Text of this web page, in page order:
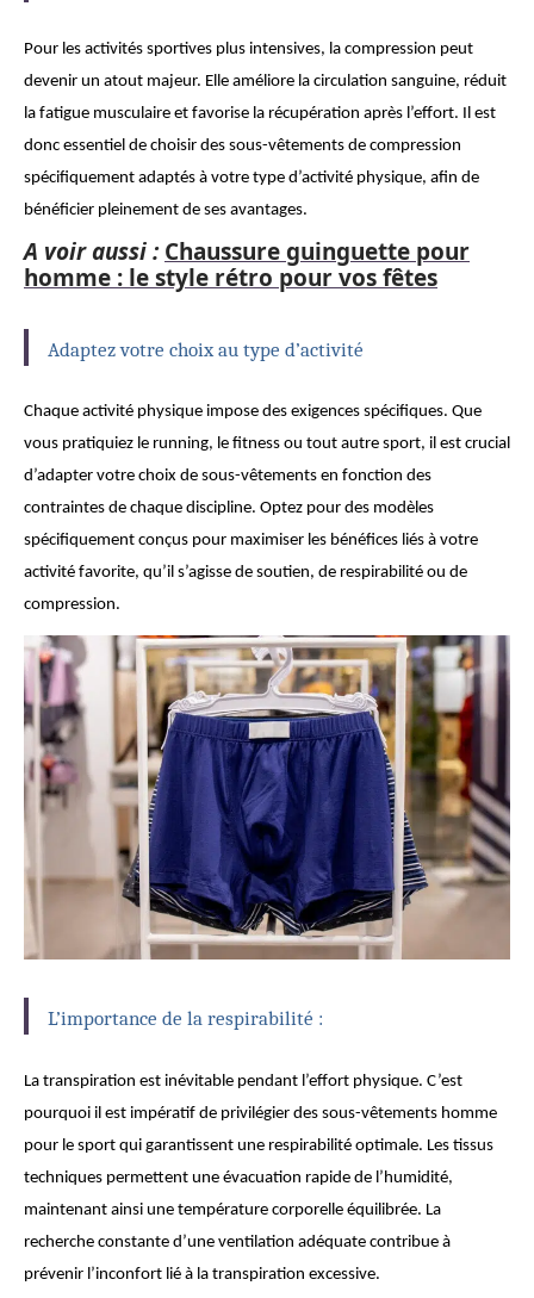
Pour les activités sportives plus intensives, la compression peut
devenir un atout majeur. Elle améliore la circulation sanguine, réduit
la fatigue musculaire et favorise la récupération après l’effort. Il est
donc essentiel de choisir des sous-vêtements de compression
spécifiquement adaptés à votre type d’activité physique, afin de
bénéficier pleinement de ses avantages.
A voir aussi : Chaussure guinguette pour
homme : le style rétro pour vos fêtes
Adaptez votre choix au type d’activité
Chaque activité physique impose des exigences spécifiques. Que
vous pratiquiez le running, le fitness ou tout autre sport, il est crucial
d’adapter votre choix de sous-vêtements en fonction des
contraintes de chaque discipline. Optez pour des modèles
spécifiquement conçus pour maximiser les bénéfices liés à votre
activité favorite, qu’il s’agisse de soutien, de respirabilité ou de
compression.
L’importance de la respirabilité :
La transpiration est inévitable pendant l’effort physique. C’est
pourquoi il est impératif de privilégier des sous-vêtements homme
pour le sport qui garantissent une respirabilité optimale. Les tissus
techniques permettent une évacuation rapide de l’humidité,
maintenant ainsi une température corporelle équilibrée. La
recherche constante d’une ventilation adéquate contribue à
prévenir l’inconfort lié à la transpiration excessive.